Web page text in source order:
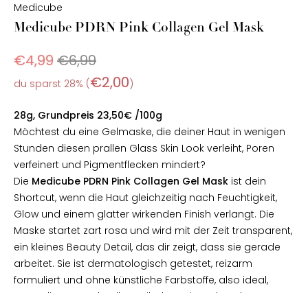
Medicube
Medicube PDRN Pink Collagen Gel Mask
€4,99 €6,99
du sparst 28% (€2,00)
28g, Grundpreis 23,50€ /100g
Möchtest du eine Gelmaske, die deiner Haut in wenigen
Stunden diesen prallen Glass Skin Look verleiht, Poren
verfeinert und Pigmentflecken mindert?
Die Medicube PDRN Pink Collagen Gel Mask ist dein
Shortcut, wenn die Haut gleichzeitig nach Feuchtigkeit,
Glow und einem glatter wirkenden Finish verlangt. Die
Maske startet zart rosa und wird mit der Zeit transparent,
ein kleines Beauty Detail, das dir zeigt, dass sie gerade
arbeitet. Sie ist dermatologisch getestet, reizarm
formuliert und ohne künstliche Farbstoffe, also ideal,